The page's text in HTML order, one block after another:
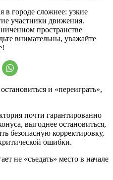
в городе сложнее: узкие
участники движения.
пространстве
внимательны, уважайте
и «переиграть»,
почти гарантированно
выгоднее остановиться,
безопасную корректировку,
ошибки.
не «съедать» место в начале